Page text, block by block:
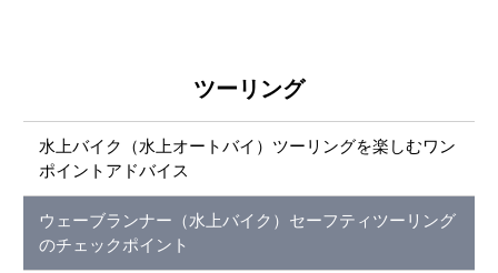
ツーリング
水上バイク（水上オートバイ）ツーリングを楽しむワン
ポイントアドバイス
ウェーブランナー（水上バイク）セーフティツーリング
のチェックポイント